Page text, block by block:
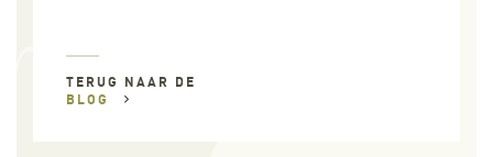
TERUG NAAR DE
BLOG